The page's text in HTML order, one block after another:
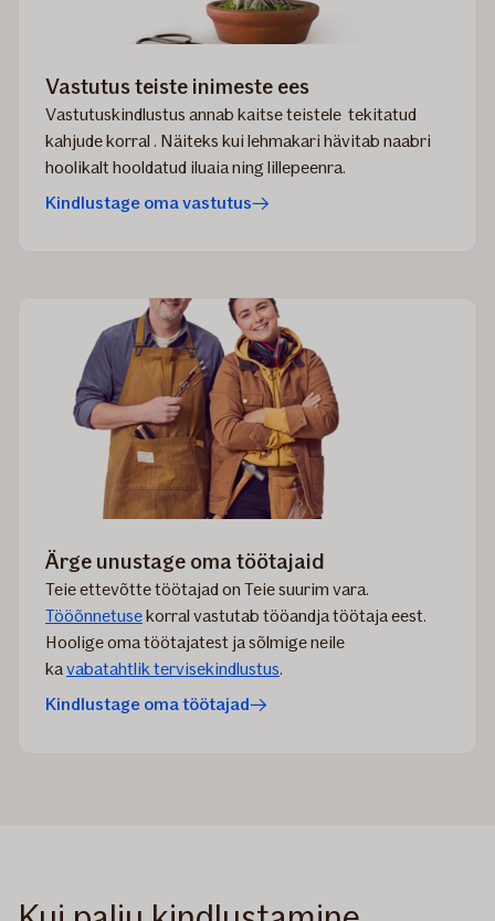
Vastutus teiste inimeste ees
Vastutuskindlustus annab kaitse teistele tekitatud
kahjude korral . Näiteks kui lehmakari hävitab naabri
hoolikalt hooldatud iluaia ning lillepeenra.
Kindlustage oma vastutus
Ärge unustage oma töötajaid
Teie ettevõtte töötajad on Teie suurim vara.
Tööõnnetusekorral vastutab tööandja töötaja eest.
Hoolige oma töötajatest ja sõlmige neile
kavabatahtlik tervisekindlustus.
Kindlustage oma töötajad